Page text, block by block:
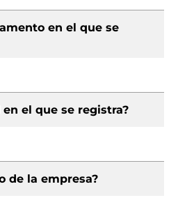
en el que se
el que se registra?
de la empresa?